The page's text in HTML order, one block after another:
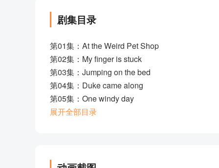
剧集目录
第01集：At the Weird Pet Shop
第02集：My finger is stuck
第03集：Jumping on the bed
第04集：Duke came along
第05集：One windy day
第06集：The hen went for a walk
第10集：Duke
展开全部目录